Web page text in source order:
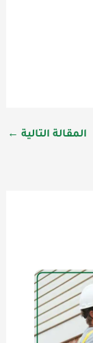
المقالة التالية ←